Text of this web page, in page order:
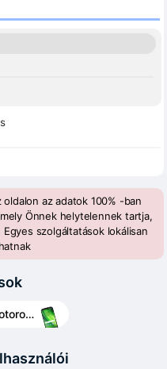
az adatok 100% -ban
Önnek helytelennek tartja,
Egyes szolgáltatások lokálisan
Motorola Moto G7 Play vs Motorola Moto G6 Play